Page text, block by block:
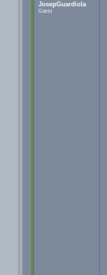
JosepGuardiola
Gæst